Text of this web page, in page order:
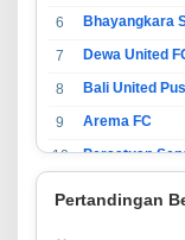
6
Bhayangkara
7
Dewa United
8
Bali United
9
Arema FC
10
Pertandingan